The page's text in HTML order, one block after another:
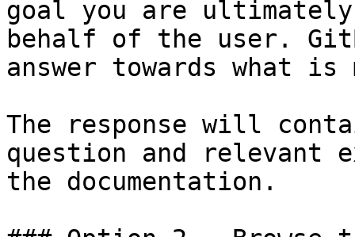
goal you are
behalf of the user.
answer towards what
The response will
question and relevant
the documentation.